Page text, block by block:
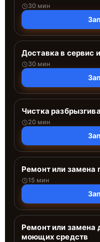
30 мин
Доставка в сервис
30 мин
Чистка
20 мин
Ремонт или замена
15 мин
Ремонт или замена
моющих средств